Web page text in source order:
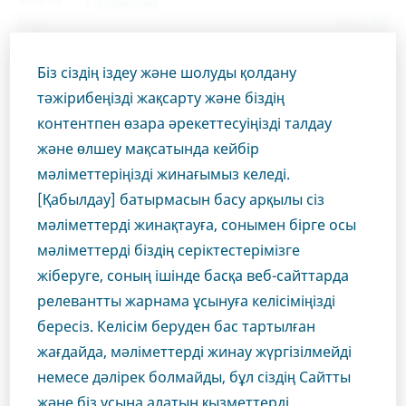
Сіз денсаулық сақтау
саласының маманы
болып табыласыз ба?
Бұл бөлімге кіру үшін медициналық маман
болуыңыз керек, себебі веб-сайтымыздың осы
аймағындағы материалдар тек соларға арналған.
Kazakhstan Өнімдер
РЕЦЕПТУРА ПРЕПАРАТТАРЫ
Моксонидин-Тева таблеткалар 0,4 мг
Моксонидин-Тева
таблеткалар 0,4 мг
КАРДИОЛОГИЯ МОКСОНИДИН
Өнім тиесілі терапевтік аймақ
Кардиология
Біз сіздің іздеу және шолуды қолдану
тәжірибеңізді жақсарту және біздің
контентпен өзара әрекеттесуіңізді талдау
және өлшеу мақсатында кейбір
мәліметтеріңізді жинағымыз келеді.
[Қабылдау] батырмасын басу арқылы сіз
мәліметтерді жинақтауға, сонымен бірге осы
мәліметтерді біздің серіктестерімізге
жіберуге, соның ішінде басқа веб-сайттарда
релевантты жарнама ұсынуға келісіміңізді
бересіз. Келісім беруден бас тартылған
жағдайда, мәліметтерді жинау жүргізілмейді
немесе дәлірек болмайды, бұл сіздің Сайтты